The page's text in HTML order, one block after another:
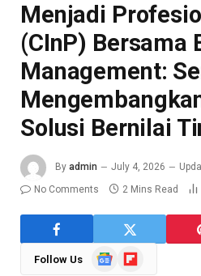
Menjadi
(CInP) Bersama
Management:
Solusi Bernilai
By admin July 4, 2026
No Comments
2 Mins Read
Follow Us
GoogleFlipboard